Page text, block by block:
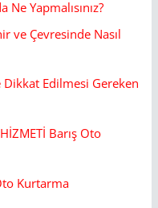
Yapmalısınız?
ve Çevresinde Nasıl
Edilmesi Gereken
Barış Oto
Kurtarma